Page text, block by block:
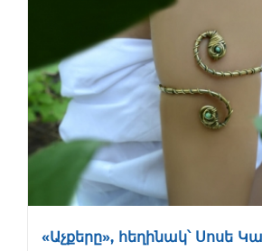
«Աչքերը», հեղինակ՝ Սոսե